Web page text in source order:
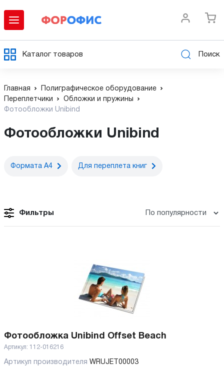
Каталог товаров Поиск
Главная
Полиграфическое оборудование
Переплетчики
Обложки и пружины
Фотообложки Unibind
Фотообложки Unibind
Формата А4 Для переплета книг
Фильтры
Фотообложка Unibind Offset Beach
Артикул: 112-016216
Артикул производителя WRUJET00003